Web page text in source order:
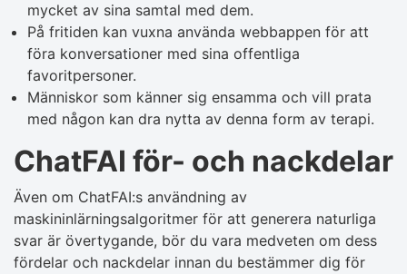
mycket av sina samtal med dem.
På fritiden kan vuxna använda webbappen för att
föra konversationer med sina offentliga
favoritpersoner.
Människor som känner sig ensamma och vill prata
med någon kan dra nytta av denna form av terapi.
ChatFAI för- och nackdelar
Även om ChatFAI:s användning av
maskininlärningsalgoritmer för att generera naturliga
svar är övertygande, bör du vara medveten om dess
fördelar och nackdelar innan du bestämmer dig för